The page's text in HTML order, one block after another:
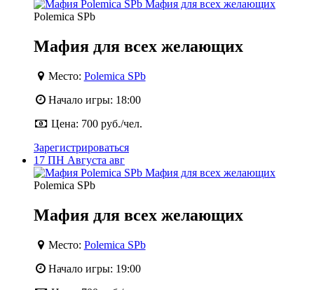
Polemica SPb
Мафия для всех желающих
Место: Polemica SPb
Начало игры: 18:00
Цена: 700 руб./чел.
Зарегистрироваться
17 ПН Августа авг
Polemica SPb
Мафия для всех желающих
Место: Polemica SPb
Начало игры: 19:00